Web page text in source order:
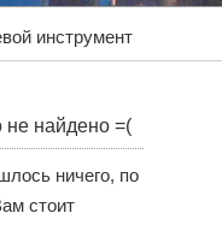
инструмент
не найдено =(
ничего, по
стоит